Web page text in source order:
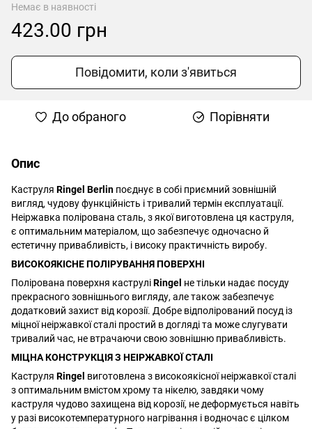
Немає в наявності
423.00 грн
Повідомити, коли з'явиться
До обраного Порівняти
Опис
Каструля Ringel Berlin поєднує в собі приємний зовнішній
вигляд, чудову функційність і тривалий термін експлуатації.
Неіржавка полірована сталь, з якої виготовлена ця каструля,
є оптимальним матеріалом, що забезпечує одночасно й
естетичну привабливість, і високу практичність виробу.
ВИСОКОЯКІСНЕ ПОЛІРУВАННЯ ПОВЕРХНІ
Полірована поверхня каструліRingel не тільки надає посуду
прекрасного зовнішнього вигляду, але також забезпечує
додатковий захист від корозії. Добре відполірований посуд із
міцної неіржавкої сталі простий в догляді та може слугувати
тривалий час, не втрачаючи свою зовнішню привабливість.
МІЦНА КОНСТРУКЦІЯ З НЕІРЖАВКОЇ СТАЛІ
Каструля Ringel виготовлена з високоякісної неіржавкої сталі
з оптимальним вмістом хрому та нікелю, завдяки чому
каструля чудово захищена від корозії, не деформується навіть
у разі високотемпературного нагрівання і водночас є цілком